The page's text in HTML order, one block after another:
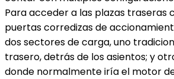
Para acceder a las plazas traseras
puertas corredizas de
dos sectores de carga, uno
trasero, detrás de los asientos; y
donde normalmente iría el motor